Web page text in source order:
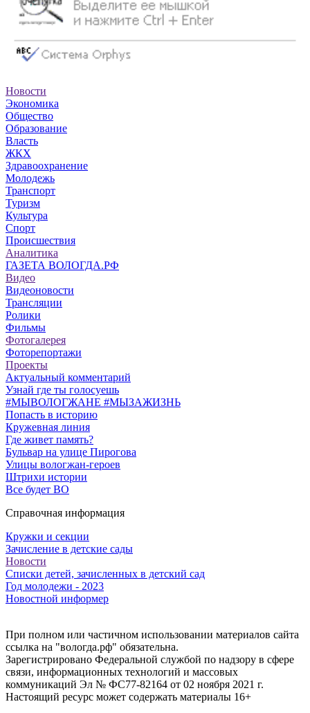
Новости
Экономика
Общество
Образование
Власть
ЖКХ
Здравоохранение
Молодежь
Транспорт
Туризм
Культура
Спорт
Происшествия
Аналитика
ГАЗЕТА ВОЛОГДА.РФ
Видео
Видеоновости
Трансляции
Ролики
Фильмы
Фотогалерея
Фоторепортажи
Проекты
Актуальный комментарий
Узнай где ты голосуешь
#МЫВОЛОГЖАНЕ #МЫЗАЖИЗНЬ
Попасть в историю
Кружевная линия
Где живет память?
Бульвар на улице Пирогова
Улицы вологжан-героев
Штрихи истории
Все будет ВО
Справочная информация
Кружки и секции
Зачисление в детские сады
Новости
Списки детей, зачисленных в детский сад
Год молодежи - 2023
Новостной информер
При полном или частичном использовании материалов сайта
ссылка на "вологда.рф" обязательна.
Зарегистрировано Федеральной службой по надзору в сфере
связи, информационных технологий и массовых
коммуникаций Эл № ФС77-82164 от 02 ноября 2021 г.
Настоящий ресурс может содержать материалы 16+